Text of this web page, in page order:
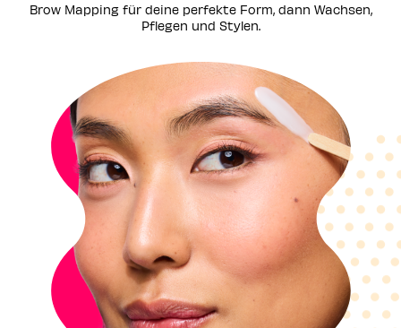
Brow Mapping für deine perfekte Form, dann Wachsen,
Pflegen und Stylen.